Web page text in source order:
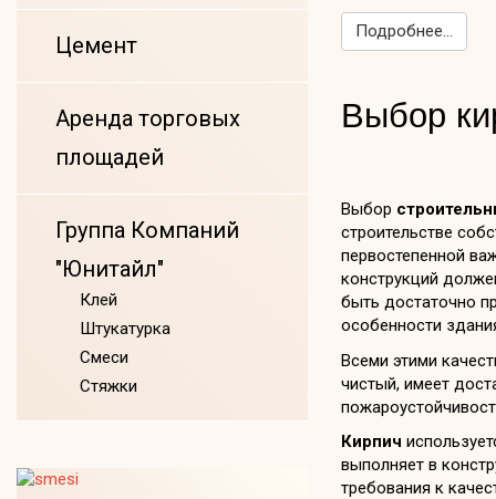
Подробнее...
Выбор
Выбор
строительстве
первостепенной
конструкций
быть достаточно
особенности
Всеми этими
чистый, имеет
Кирпич
выполняет в
требования к
Цемент
Аренда торговых
площадей
Группа Компаний
"Юнитайл"
Клей
Штукатурка
Смеси
Стяжки